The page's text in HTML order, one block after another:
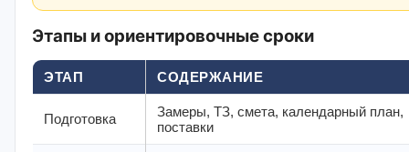
Этапы и ориентировочные сроки
ЭТАП СОДЕРЖАНИЕ
Подготовка
Замеры, ТЗ, смета, календарный план,
поставки